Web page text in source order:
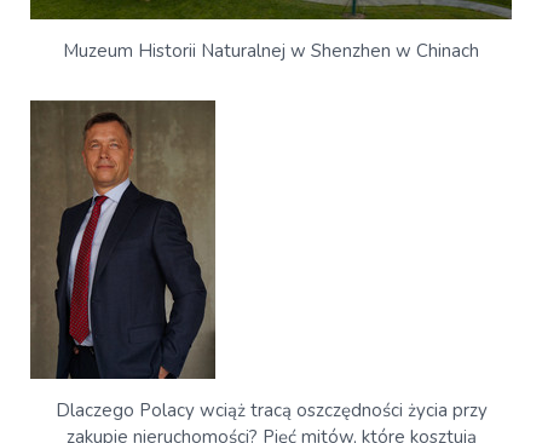
Muzeum Historii Naturalnej w Shenzhen w Chinach
Dlaczego Polacy wciąż tracą oszczędności życia przy
zakupie nieruchomości? Pięć mitów, które kosztują